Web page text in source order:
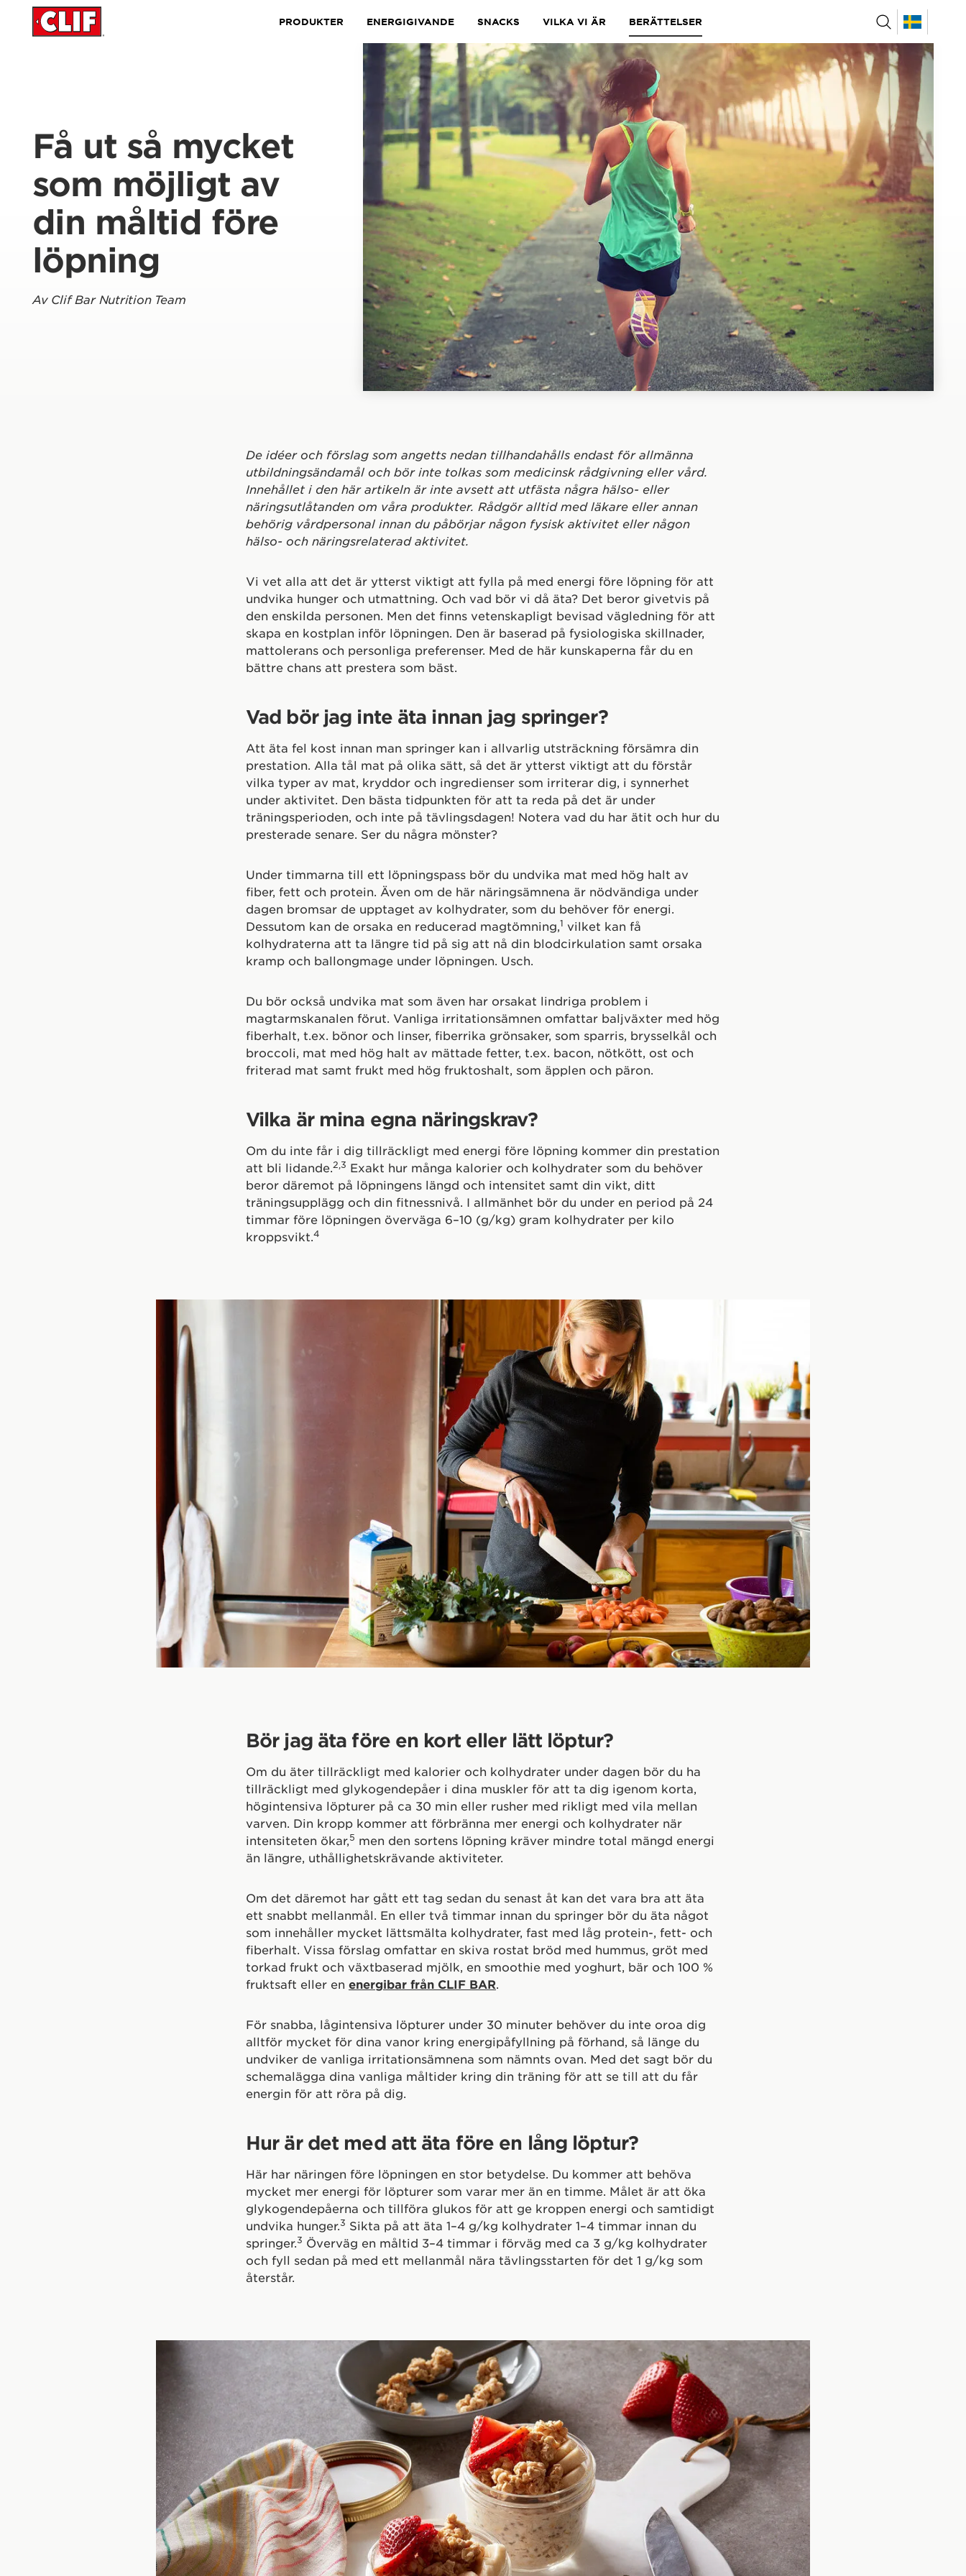
PRODUKTER ENERGIGIVANDE SNACKS VILKA VI ÄR BERÄTTELSER
Få ut så mycket
som möjligt av
din måltid före
löpning
Av Clif Bar Nutrition Team
De idéer och förslag som angetts nedan tillhandahålls endast för allmänna
utbildningsändamål och bör inte tolkas som medicinsk rådgivning eller vård.
Innehållet i den här artikeln är inte avsett att utfästa några hälso- eller
näringsutlåtanden om våra produkter. Rådgör alltid med läkare eller annan
behörig vårdpersonal innan du påbörjar någon fysisk aktivitet eller någon
hälso- och näringsrelaterad aktivitet.
Vi vet alla att det är ytterst viktigt att fylla på med energi före löpning för att
undvika hunger och utmattning. Och vad bör vi då äta? Det beror givetvis på
den enskilda personen. Men det finns vetenskapligt bevisad vägledning för att
skapa en kostplan inför löpningen. Den är baserad på fysiologiska skillnader,
mattolerans och personliga preferenser. Med de här kunskaperna får du en
bättre chans att prestera som bäst.
Vad bör jag inte äta innan jag springer?
Att äta fel kost innan man springer kan i allvarlig utsträckning försämra din
prestation. Alla tål mat på olika sätt, så det är ytterst viktigt att du förstår
vilka typer av mat, kryddor och ingredienser som irriterar dig, i synnerhet
under aktivitet. Den bästa tidpunkten för att ta reda på det är under
träningsperioden, och inte på tävlingsdagen! Notera vad du har ätit och hur du
presterade senare. Ser du några mönster?
Under timmarna till ett löpningspass bör du undvika mat med hög halt av
fiber, fett och protein. Även om de här näringsämnena är nödvändiga under
dagen bromsar de upptaget av kolhydrater, som du behöver för energi.
Dessutom kan de orsaka en reducerad magtömning,1 vilket kan få
kolhydraterna att ta längre tid på sig att nå din blodcirkulation samt orsaka
kramp och ballongmage under löpningen. Usch.
Du bör också undvika mat som även har orsakat lindriga problem i
magtarmskanalen förut. Vanliga irritationsämnen omfattar baljväxter med hög
fiberhalt, t.ex. bönor och linser, fiberrika grönsaker, som sparris, brysselkål och
broccoli, mat med hög halt av mättade fetter, t.ex. bacon, nötkött, ost och
friterad mat samt frukt med hög fruktoshalt, som äpplen och päron.
Vilka är mina egna näringskrav?
Om du inte får i dig tillräckligt med energi före löpning kommer din prestation
att bli lidande.2,3 Exakt hur många kalorier och kolhydrater som du behöver
beror däremot på löpningens längd och intensitet samt din vikt, ditt
träningsupplägg och din fitnessnivå. I allmänhet bör du under en period på 24
timmar före löpningen överväga 6–10 (g/kg) gram kolhydrater per kilo
kroppsvikt.4
Bör jag äta före en kort eller lätt löptur?
Om du äter tillräckligt med kalorier och kolhydrater under dagen bör du ha
tillräckligt med glykogendepåer i dina muskler för att ta dig igenom korta,
högintensiva löpturer på ca 30 min eller rusher med rikligt med vila mellan
varven. Din kropp kommer att förbränna mer energi och kolhydrater när
intensiteten ökar,5 men den sortens löpning kräver mindre total mängd energi
än längre, uthållighetskrävande aktiviteter.
Om det däremot har gått ett tag sedan du senast åt kan det vara bra att äta
ett snabbt mellanmål. En eller två timmar innan du springer bör du äta något
som innehåller mycket lättsmälta kolhydrater, fast med låg protein-, fett- och
fiberhalt. Vissa förslag omfattar en skiva rostat bröd med hummus, gröt med
torkad frukt och växtbaserad mjölk, en smoothie med yoghurt, bär och 100 %
fruktsaft eller en energibar från CLIF BAR.
För snabba, lågintensiva löpturer under 30 minuter behöver du inte oroa dig
alltför mycket för dina vanor kring energipåfyllning på förhand, så länge du
undviker de vanliga irritationsämnena som nämnts ovan. Med det sagt bör du
schemalägga dina vanliga måltider kring din träning för att se till att du får
energin för att röra på dig.
Hur är det med att äta före en lång löptur?
Här har näringen före löpningen en stor betydelse. Du kommer att behöva
mycket mer energi för löpturer som varar mer än en timme. Målet är att öka
glykogendepåerna och tillföra glukos för att ge kroppen energi och samtidigt
undvika hunger.3 Sikta på att äta 1–4 g/kg kolhydrater 1–4 timmar innan du
springer.3 Överväg en måltid 3–4 timmar i förväg med ca 3 g/kg kolhydrater
och fyll sedan på med ett mellanmål nära tävlingsstarten för det 1 g/kg som
återstår.